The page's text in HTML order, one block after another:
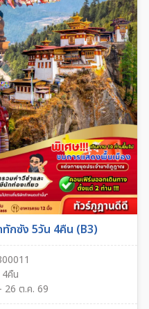
กซัง 5วัน 4คืน (B3)
คืน
26 ต.ค. 69